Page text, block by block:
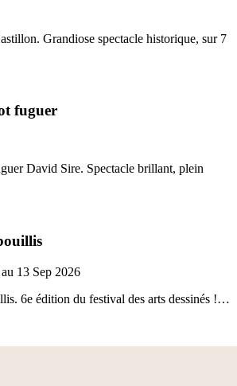
Grandiose spectacle historique, sur 7
fuguer
David Sire. Spectacle brillant, plein
au 13 Sep 2026
6e édition du festival des arts dessinés !…